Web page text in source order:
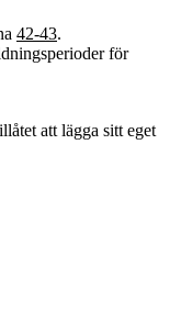
42-43.
för
att lägga sitt eget